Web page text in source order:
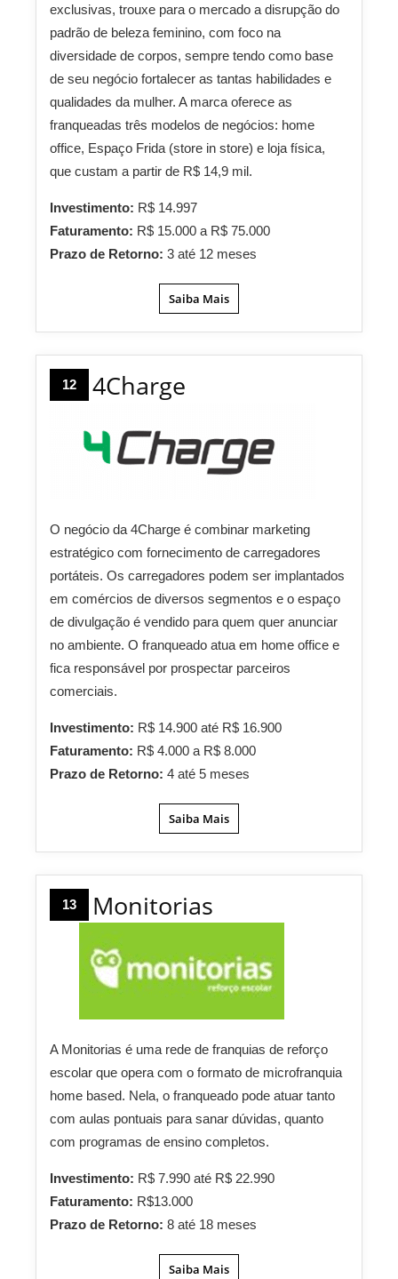
exclusivas, trouxe para o mercado a disrupção do
padrão de beleza feminino, com foco na
diversidade de corpos, sempre tendo como base
de seu negócio fortalecer as tantas habilidades e
qualidades da mulher. A marca oferece as
franqueadas três modelos de negócios: home
office, Espaço Frida (store in store) e loja física,
que custam a partir de R$ 14,9 mil.
Investimento: R$ 14.997
Faturamento: R$ 15.000 a R$ 75.000
Prazo de Retorno: 3 até 12 meses
Saiba Mais
12 4Charge
O negócio da 4Charge é combinar marketing
estratégico com fornecimento de carregadores
portáteis. Os carregadores podem ser implantados
em comércios de diversos segmentos e o espaço
de divulgação é vendido para quem quer anunciar
no ambiente. O franqueado atua em home office e
fica responsável por prospectar parceiros
comerciais.
Investimento: R$ 14.900 até R$ 16.900
Faturamento: R$ 4.000 a R$ 8.000
Prazo de Retorno: 4 até 5 meses
Saiba Mais
13 Monitorias
A Monitorias é uma rede de franquias de reforço
escolar que opera com o formato de microfranquia
home based. Nela, o franqueado pode atuar tanto
com aulas pontuais para sanar dúvidas, quanto
com programas de ensino completos.
Investimento: R$ 7.990 até R$ 22.990
Faturamento: R$13.000
Prazo de Retorno: 8 até 18 meses
Saiba Mais